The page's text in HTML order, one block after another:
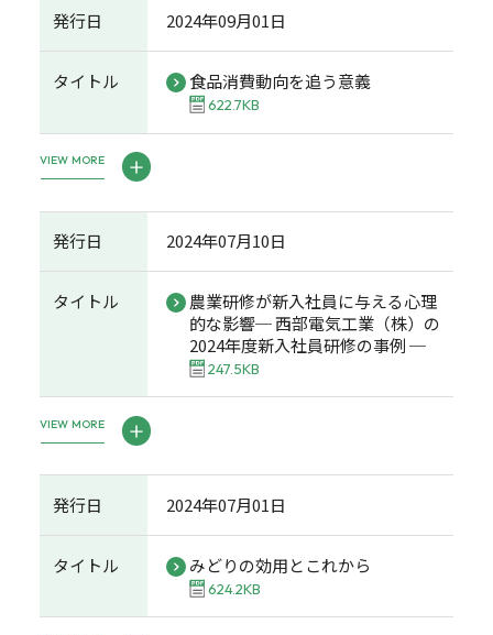
発行日 2024年09月01日
タイトル 食品消費動向を追う意義
622.7KB
VIEW MORE
発行日 2024年07月10日
タイトル
農業研修が新入社員に与える心理
的な影響─ 西部電気工業（株）の
2024年度新入社員研修の事例 ─
247.5KB
VIEW MORE
発行日 2024年07月01日
タイトル みどりの効用とこれから
624.2KB